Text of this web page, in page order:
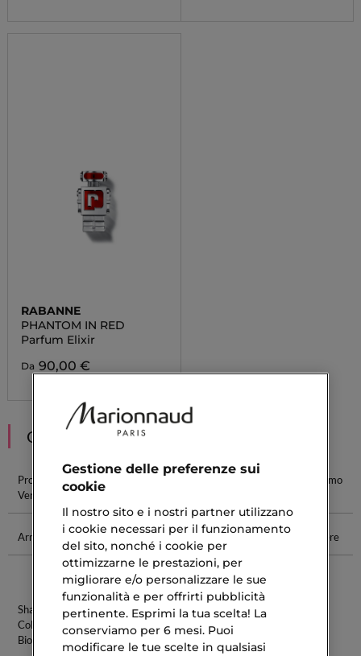
RABANNE
PHANTOM IN RED
Parfum Elixir
Da 90,00 €
CONSIGLIATI PER TE
Profumi Uomo
Versace
Profumi Uomo
Prada
Profumi Uomo
Armani Uomo
Shampoo
Districante
Balsamo
Solare Per
Labbra
Terra Polvere
Shampoo
Colorante
Biondo
Foam Per
Capelli
Gestione delle preferenze sui
cookie
Il nostro sito e i nostri partner utilizzano
i cookie necessari per il funzionamento
del sito, nonché i cookie per
ottimizzarne le prestazioni, per
migliorare e/o personalizzare le sue
funzionalità e per offrirti pubblicità
pertinente. Esprimi la tua scelta! La
conserviamo per 6 mesi. Puoi
modificare le tue scelte in qualsiasi